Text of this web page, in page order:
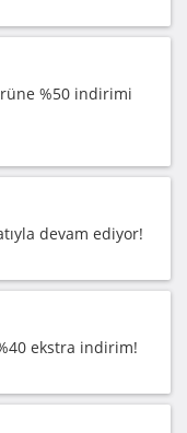
%50 indirimi
devam ediyor!
ekstra indirim!